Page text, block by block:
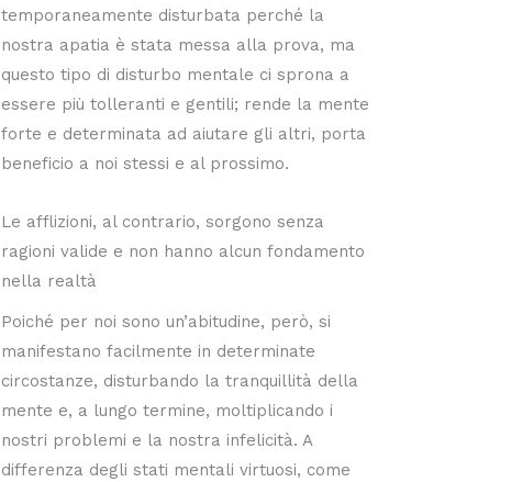
temporaneamente disturbata perché la
nostra apatia è stata messa alla prova, ma
questo tipo di disturbo mentale ci sprona a
essere più tolleranti e gentili; rende la mente
forte e determinata ad aiutare gli altri, porta
beneficio a noi stessi e al prossimo.
Le afflizioni, al contrario, sorgono senza
ragioni valide e non hanno alcun fondamento
nella realtà
Poiché per noi sono un’abitudine, però, si
manifestano facilmente in determinate
circostanze, disturbando la tranquillità della
mente e, a lungo termine, moltiplicando i
nostri problemi e la nostra infelicità. A
differenza degli stati mentali virtuosi, come